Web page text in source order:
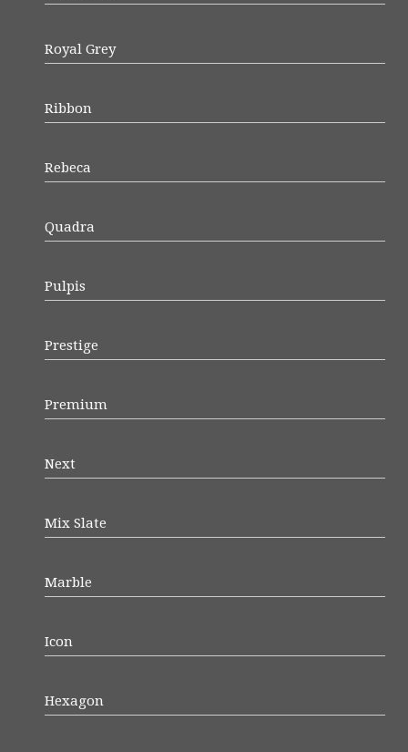
Royal Grey
Ribbon
Rebeca
Quadra
Pulpis
Prestige
Premium
Next
Mix Slate
Marble
Icon
Hexagon